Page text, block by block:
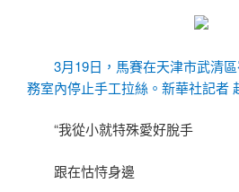
3月19日，馬賽在天津市武清
務室內停止手工拉絲。新華社記者
“我從小就特殊愛好脫手
跟在怙恃身邊